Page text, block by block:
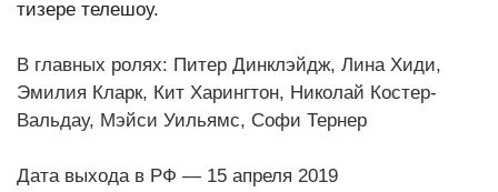
тизере телешоу.
В главных ролях: Питер Динклэйдж, Лина Хиди,
Эмилия Кларк, Кит Харингтон, Николай Костер-
Вальдау, Мэйси Уильямс, Софи Тернер
Дата выхода в РФ — 15 апреля 2019